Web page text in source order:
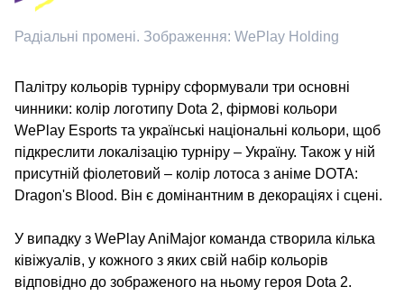
Радіальні промені. Зображення: WePlay Holding
Палітру кольорів турніру сформували три основні
чинники: колір логотипу Dota 2, фірмові кольори
WePlay Esports та українські національні кольори, щоб
підкреслити локалізацію турніру – Україну. Також у ній
присутній фіолетовий – колір лотоса з аніме DOTA:
Dragon's Blood. Він є домінантним в декораціях і сцені.
У випадку з WePlay AniMajor команда створила кілька
ківіжуалів, у кожного з яких свій набір кольорів
відповідно до зображеного на ньому героя Dota 2.